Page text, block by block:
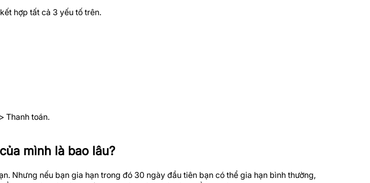
hợp tất cả 3 yếu tố trên.
Thanh toán.
mình là bao lâu?
Nhưng nếu bạn gia hạn trong đó 30 ngày đầu tiên bạn có thể gia hạn bình thường,